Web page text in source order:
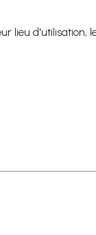
lieu d'utilisation,